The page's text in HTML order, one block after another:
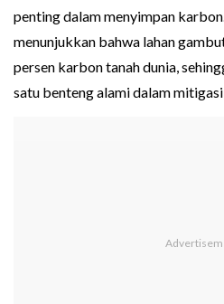
penting dalam menyimpan
menunjukkan bahwa lahan
persen karbon tanah dunia,
satu benteng alami dalam